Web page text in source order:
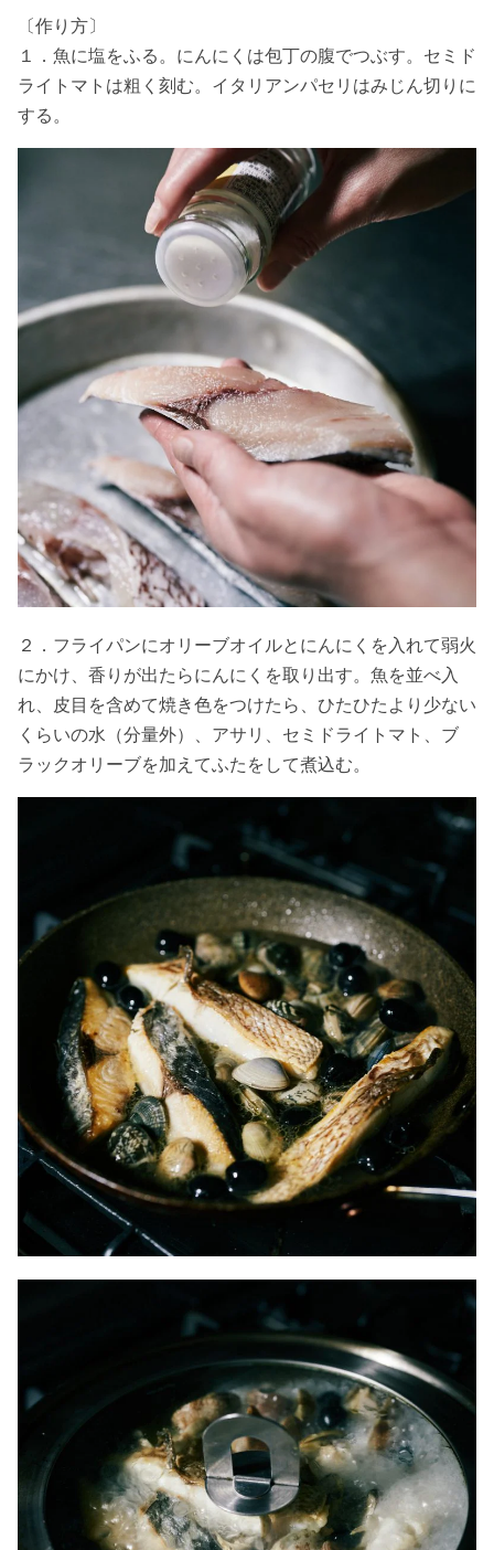
〔作り方〕
１．魚に塩をふる。にんにくは包丁の腹でつぶす。セミド
ライトマトは粗く刻む。イタリアンパセリはみじん切りに
する。
２．フライパンにオリーブオイルとにんにくを入れて弱火
にかけ、香りが出たらにんにくを取り出す。魚を並べ入
れ、皮目を含めて焼き色をつけたら、ひたひたより少ない
くらいの水（分量外）、アサリ、セミドライトマト、ブ
ラックオリーブを加えてふたをして煮込む。